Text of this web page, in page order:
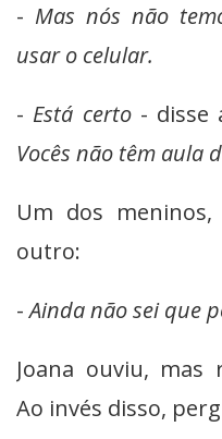
- Mas nós não
usar o celular.
- Está certo- disse
Vocês não têm aula
Um dos
outro:
-Ainda não sei que
Joana ouviu, mas
Ao invés disso,